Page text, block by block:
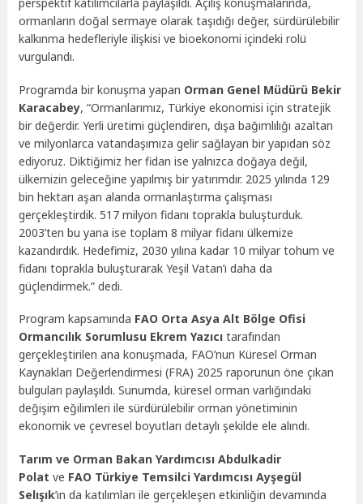
ormanların doğal sermaye olarak taşıdığı değer, sürdürülebilir
kalkınma hedefleriyle ilişkisi ve bioekonomi içindeki rolü
vurgulandı.
Programda bir konuşma yapan Orman Genel Müdürü Bekir
Karacabey, “Ormanlarımız, Türkiye ekonomisi için stratejik
bir değerdir. Yerli üretimi güçlendiren, dışa bağımlılığı azaltan
ve milyonlarca vatandaşımıza gelir sağlayan bir yapıdan söz
ediyoruz. Diktiğimiz her fidan ise yalnızca doğaya değil,
ülkemizin geleceğine yapılmış bir yatırımdır. 2025 yılında 129
bin hektarı aşan alanda ormanlaştırma çalışması
gerçekleştirdik. 517 milyon fidanı toprakla buluşturduk.
2003’ten bu yana ise toplam 8 milyar fidanı ülkemize
kazandırdık. Hedefimiz, 2030 yılına kadar 10 milyar tohum ve
fidanı toprakla buluşturarak Yeşil Vatan’ı daha da
güçlendirmek.” dedi.
Program kapsamında FAO Orta Asya Alt Bölge Ofisi
Ormancılık Sorumlusu Ekrem Yazıcı tarafından
gerçekleştirilen ana konuşmada, FAO’nun Küresel Orman
Kaynakları Değerlendirmesi (FRA) 2025 raporunun öne çıkan
bulguları paylaşıldı. Sunumda, küresel orman varlığındaki
değişim eğilimleri ile sürdürülebilir orman yönetiminin
ekonomik ve çevresel boyutları detaylı şekilde ele alındı.
Tarım ve Orman Bakan Yardımcısı Abdulkadir
Polat ve FAO Türkiye Temsilci Yardımcısı Ayşegül
Selışık’ın da katılımları ile gerçekleşen etkinliğin devamında